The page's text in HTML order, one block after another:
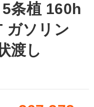
条植 160h
ガソリン
渡し